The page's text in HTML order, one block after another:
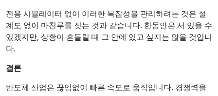
전용 시뮬레이터 없이 이러한 복잡성을 관리하려는 것은 설
계도 없이 마천루를 짓는 것과 같습니다. 한동안은 서 있을 수
있겠지만, 상황이 흔들릴 때 그 안에 있고 싶지는 않을 것입니
다.
결론
반도체 산업은 끊임없이 빠른 속도로 움직입니다. 경쟁력을